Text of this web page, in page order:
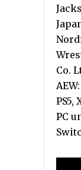
Co.
PS5,
PC